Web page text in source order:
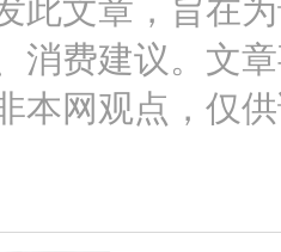
此文章，旨在
消费建议。文
本网观点，仅